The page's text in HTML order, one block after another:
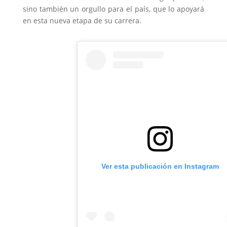
sino también un orgullo para el país, que lo apoyará
en esta nueva etapa de su carrera.
Ver esta publicación en Instagram